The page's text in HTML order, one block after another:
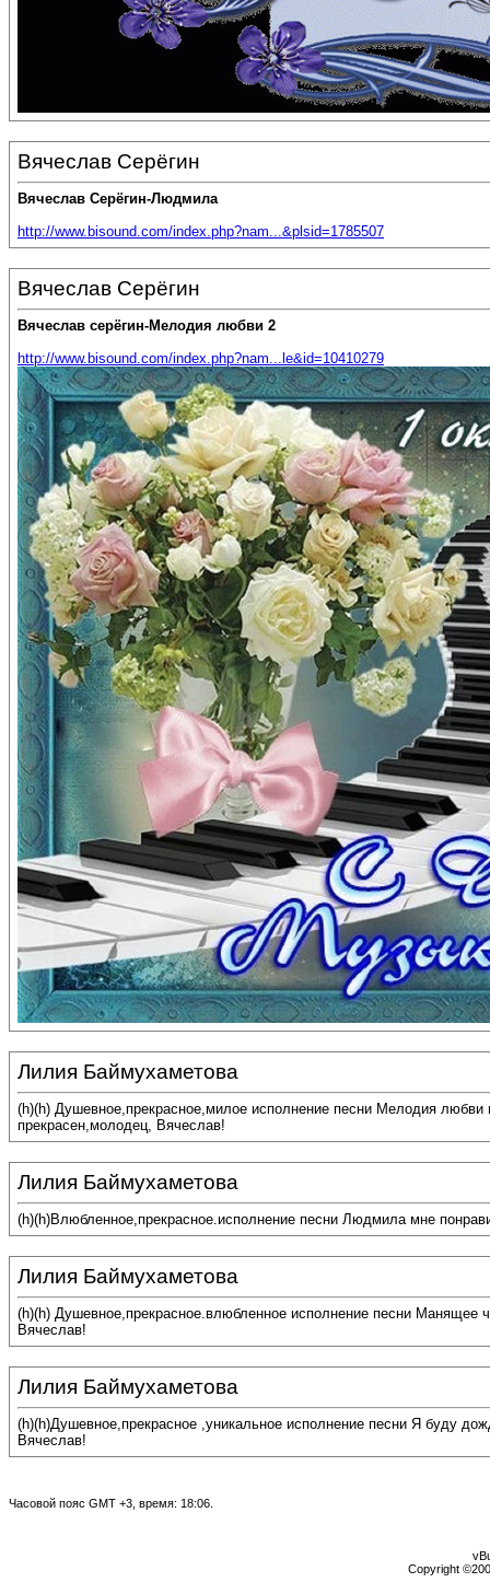
Вячеслав Серёгин
Вячеслав Серёгин-Людмила
http://www.bisound.com/index.php?nam...&plsid=1785507
Вячеслав Серёгин
Вячеслав серёгин-Мелодия любви 2
http://www.bisound.com/index.php?nam...le&id=10410279
Лилия Баймухаметова
(h)(h) Душевное,прекрасное,милое исполнение песни Мелодия
прекрасен,молодец, Вячеслав!
Лилия Баймухаметова
(h)(h)Влюбленное,прекрасное.исполнение песни Людмила мне
Лилия Баймухаметова
(h)(h) Душевное,прекрасное.влюбленное исполнение песни Манящее
Вячеслав!
Лилия Баймухаметова
(h)(h)Душевное,прекрасное ,уникальное исполнение песни Я буду
Вячеслав!
Часовой пояс GMT +3, время: 18:06
Copyright